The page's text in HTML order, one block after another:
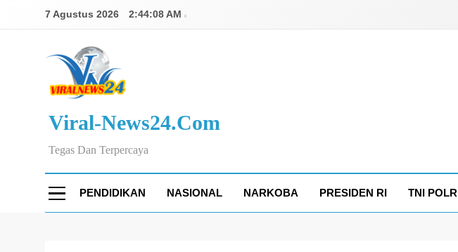
7 Agustus 2026 2:44:09 AM
Viral-News24.com
Tegas Dan Terpercaya
PENDIDIKAN NASIONAL NARKOBA PRESIDEN RI TNI POLRI